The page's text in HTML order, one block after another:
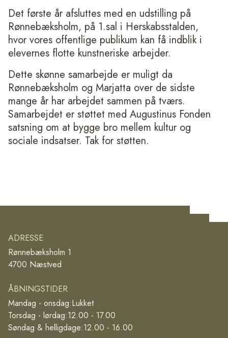
Det første år afsluttes med en udstilling på
Rønnebæksholm, på 1.sal i Herskabsstalden,
hvor vores offentlige publikum kan få indblik i
elevernes flotte kunstneriske arbejder.
Dette skønne samarbejde er muligt da
Rønnebæksholm og Marjatta over de sidste
mange år har arbejdet sammen på tværs.
Samarbejdet er støttet med Augustinus Fonden
satsning om at bygge bro mellem kultur og
sociale indsatser. Tak for støtten.
ADRESSE
Rønnebæksholm 1
4700 Næstved
ÅBNINGSTIDER
Mandag - onsdag:Lukket
Torsdag - lørdag:12.00 - 17.00
Søndag & helligdage:12.00 - 16.00